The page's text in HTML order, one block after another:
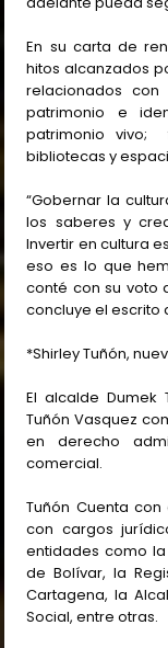
En su carta de
hitos alcanzados
relacionados con
patrimonio e
patrimonio vivo;
bibliotecas y
“Gobernar la
los saberes y
Invertir en cultura
eso es lo que
conté con su voto
concluye el escrito
*Shirley Tuñón,
El alcalde Dumek
Tuñón Vasquez
en derecho
comercial.
Tuñón Cuenta
con cargos
entidades como
de Bolívar, la
Cartagena, la
Social, entre otras.